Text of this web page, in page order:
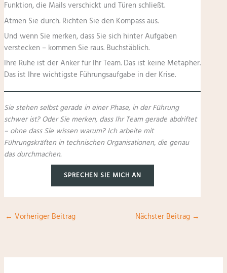
Funktion, die Mails verschickt und Türen schließt.
Atmen Sie durch. Richten Sie den Kompass aus.
Und wenn Sie merken, dass Sie sich hinter Aufgaben
verstecken – kommen Sie raus. Buchstäblich.
Ihre Ruhe ist der Anker für Ihr Team. Das ist keine Metapher.
Das ist Ihre wichtigste Führungsaufgabe in der Krise.
Sie stehen selbst gerade in einer Phase, in der Führung
schwer ist? Oder Sie merken, dass Ihr Team gerade abdriftet
– ohne dass Sie wissen warum? Ich arbeite mit
Führungskräften in technischen Organisationen, die genau
das durchmachen.
SPRECHEN SIE MICH AN
← Vorheriger Beitrag Nächster Beitrag →